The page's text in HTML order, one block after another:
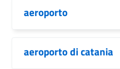
aeroporto
aeroporto di catania